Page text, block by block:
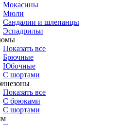
Мокасины
Мюли
Сандалии и шлепанцы
Эспадрильи
Показать все
Брючные
Юбочные
С шортами
Показать все
С брюками
С шортами